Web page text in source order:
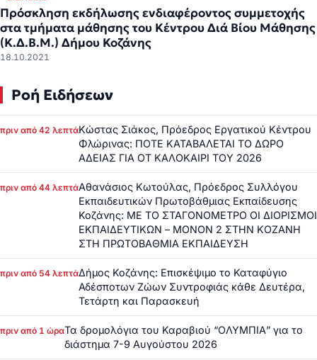
Πρόσκληση εκδήλωσης ενδιαφέροντος συμμετοχής
στα τμήματα μάθησης του Κέντρου Διά Βίου Μάθησης
(Κ.Δ.Β.Μ.) Δήμου Κοζάνης
18.10.2021
Ροή Ειδήσεων
πριν από 42 λεπτάΚώστας Σιάκος, Πρόεδρος Εργατικού Κέντρου
Φλώρινας: ΠΟΤΕ ΚΑΤΑΒΑΛΕΤΑΙ ΤΟ ΔΩΡΟ
ΑΔΕΙΑΣ ΓΙΑ ΟΤ ΚΑΛΟΚΑΙΡΙ ΤΟΥ 2026
πριν από 44 λεπτάΑθανάσιος Κωτούλας, Πρόεδρος Συλλόγου
Εκπαιδευτικών Πρωτοβάθμιας Εκπαίδευσης
Κοζάνης: ΜΕ ΤΟ ΣΤΑΓΟΝΟΜΕΤΡΟ ΟΙ ΔΙΟΡΙΣΜΟΙ
ΕΚΠΑΙΔΕΥΤΙΚΩΝ – ΜΟΝΟΝ 2 ΣΤΗΝ ΚΟΖΑΝΗ
ΣΤΗ ΠΡΩΤΟΒΑΘΜΙΑ ΕΚΠΑΙΔΕΥΣΗ
πριν από 54 λεπτάΔήμος Κοζάνης: Επισκέψιμο το Καταφύγιο
Αδέσποτων Ζώων Συντροφιάς κάθε Δευτέρα,
Τετάρτη και Παρασκευή
πριν από 1 ώραΤα δρομολόγια του Καραβιού “ΟΛΥΜΠΙΑ” για το
διάστημα 7-9 Αυγούστου 2026